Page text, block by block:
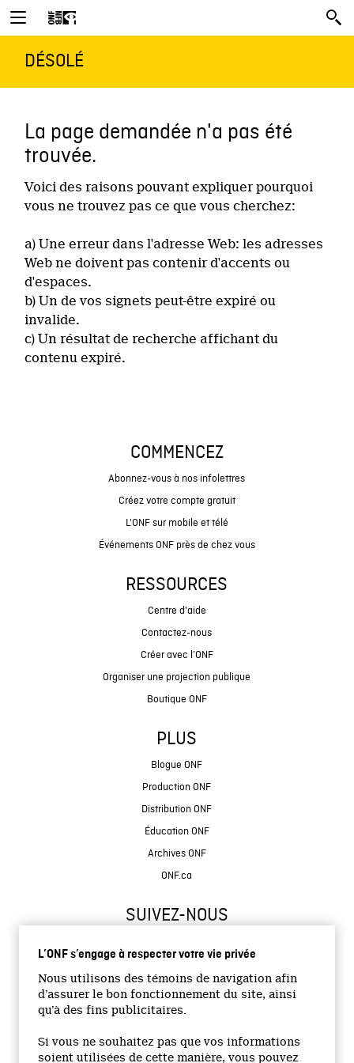
L’ONF s’engage à respecter votre vie privée
Nous utilisons des témoins de navigation afin
d’assurer le bon fonctionnement du site, ainsi
qu’à des fins publicitaires.
Si vous ne souhaitez pas que vos informations
soient utilisées de cette manière, vous pouvez
DÉSOLÉ
La page demandée n'a pas été
trouvée.
Voici des raisons pouvant expliquer pourquoi
vous ne trouvez pas ce que vous cherchez:
a) Une erreur dans l'adresse Web: les adresses
Web ne doivent pas contenir d'accents ou
d'espaces.
b) Un de vos signets peut-être expiré ou
invalide.
c) Un résultat de recherche affichant du
contenu expiré.
COMMENCEZ
Abonnez-vous à nos infolettres
Créez votre compte gratuit
L'ONF sur mobile et télé
Événements ONF près de chez vous
RESSOURCES
Centre d'aide
Contactez-nous
Créer avec l’ONF
Organiser une projection publique
Boutique ONF
PLUS
Blogue ONF
Production ONF
Distribution ONF
Éducation ONF
Archives ONF
ONF.ca
SUIVEZ-NOUS
Site institutionnel